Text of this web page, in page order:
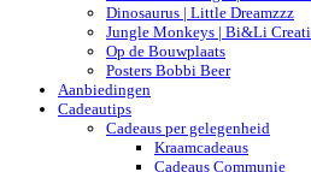
Dinosaurus | Little Dreamzzz
Jungle Monkeys | Bi&Li
Op de Bouwplaats
Posters Bobbi Beer
Aanbiedingen
Cadeautips
Cadeaus per gelegenheid
Kraamcadeaus
Cadeaus Communie